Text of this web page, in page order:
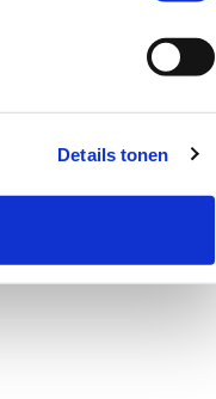
Details tonen